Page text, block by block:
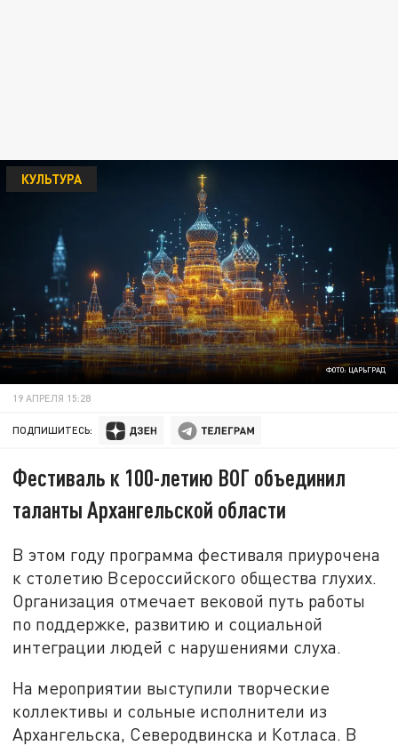
ФОТО: ЦАРЬГРАД
КУЛЬТУРА
19 АПРЕЛЯ 15:28
ПОДПИШИТЕСЬ:
Фестиваль к 100-летию ВОГ объединил
таланты Архангельской области
В этом году программа фестиваля приурочена
к столетию Всероссийского общества глухих.
Организация отмечает вековой путь работы
по поддержке, развитию и социальной
интеграции людей с нарушениями слуха.
На мероприятии выступили творческие
коллективы и сольные исполнители из
Архангельска, Северодвинска и Котласа. В